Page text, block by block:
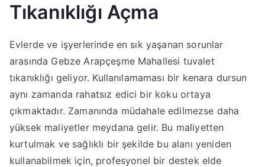
Tıkanıklığı Açma
Evlerde ve işyerlerinde en sık yaşanan sorunlar
arasında Gebze Arapçeşme Mahallesi tuvalet
tıkanıklığı geliyor. Kullanılamaması bir kenara dursun
aynı zamanda rahatsız edici bir koku ortaya
çıkmaktadır. Zamanında müdahale edilmezse daha
yüksek maliyetler meydana gelir. Bu maliyetten
kurtulmak ve sağlıklı bir şekilde bu alanı yeniden
kullanabilmek için, profesyonel bir destek elde